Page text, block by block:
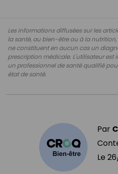
Les informations diffusées sur les
la santé, au bien-être ou à la
ne constituent en aucun cas un
prescription médicale. L'utilisateur
un professionnel de santé qualifié
état de santé.
Par
Le